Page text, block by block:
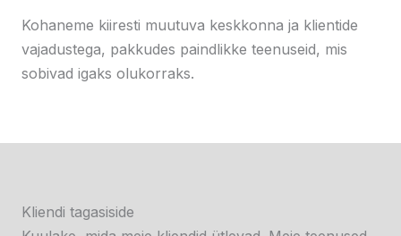
Kohaneme kiiresti muutuva keskkonna ja klientide
vajadustega, pakkudes paindlikke teenuseid, mis
sobivad igaks olukorraks.
Kliendi tagasiside